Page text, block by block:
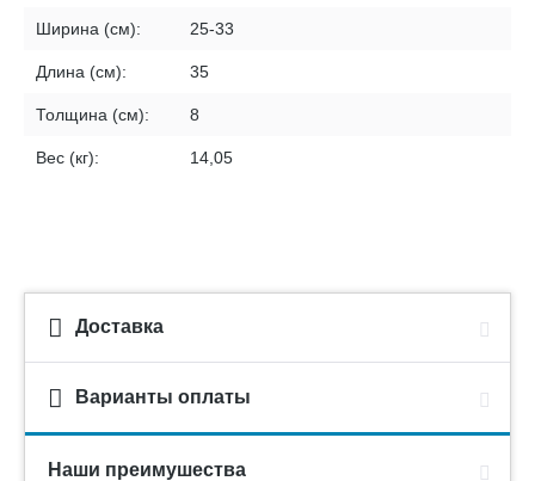
Ширина (см): 25-33
Длина (см): 35
Толщина (см): 8
Вес (кг): 14,05
Доставка
Варианты оплаты
Наши преимушества